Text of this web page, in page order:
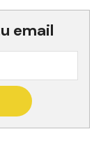
email